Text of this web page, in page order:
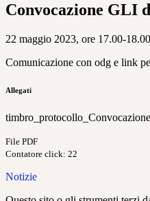
Convocazione GLI
22 maggio 2023, ore 17.00-
Comunicazione con odg e link
Allegati
File PDF
Contatore click: 22
Notizie